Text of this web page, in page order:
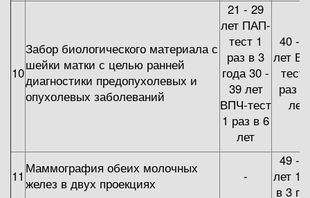
10
Забор биологического материала с
шейки матки с целью ранней
диагностики предопухолевых и
опухолевых заболеваний
21 - 29
лет ПАП-
тест 1
раз в 3
года 30 -
39 лет
ВПЧ-тест
1 раз в 6
лет
40 -
лет
тест
раз в
лет
11 Маммография обеих молочных
желез в двух проекциях
-
49 -
лет 1
в 3